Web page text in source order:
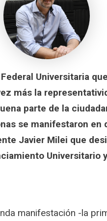
Universitaria
más la
parte de la
se manifestaron
Javier Milei que
Universitario
manifestación -la